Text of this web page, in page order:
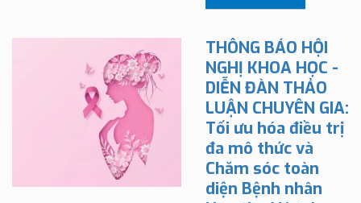
THÔNG BÁO HỘI
NGHỊ KHOA HỌC -
DIỄN ĐÀN THẢO
LUẬN CHUYÊN GIA:
Tối ưu hóa điều trị
đa mô thức và
Chăm sóc toàn
diện Bệnh nhân